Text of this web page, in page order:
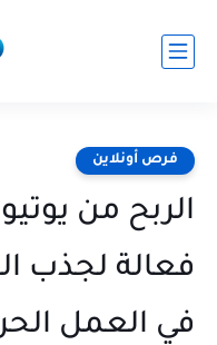
فرص أونلاين
الربح من
فعالة لجذب
في العمل